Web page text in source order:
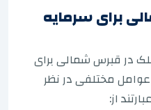
برای سرمایه
در قبرس شمالی برای
عوامل مختلفی در نظر
از: